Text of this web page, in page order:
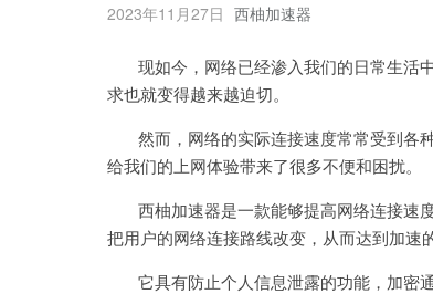
2023年11月27日 西柚加速器
现如今，网络已经渗入我们的日常生活
求也就变得越来越迫切。
然而，网络的实际连接速度常常受到各
给我们的上网体验带来了很多不便和困扰。
西柚加速器是一款能够提高网络连接速度
把用户的网络连接路线改变，从而达到加速
它具有防止个人信息泄露的功能，加密通